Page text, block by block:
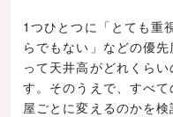
1つひとつに「とても重
らでもない」などの優
って天井高がどれくら
す。そのうえで、すべ
屋ごとに変えるのかを